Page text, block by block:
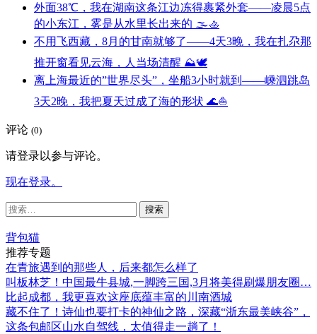
外面38℃，我在湖南这条江边冻得裹紧外套——凌晨5点
的小东江，雾是从水里长出来的 🌫️🚣
不用飞西藏，8月的甘南就够了——4天3晚，我在扎尕那
推开窗看见云海，人当场清醒 ⛰️🕊️
离上海最近的”世界尽头”，坐船3小时就到——嵊泗跳岛
3天2晚，我把夏天过成了海的形状 🌊⛵
评论 (0)
请登录以参与评论。
现在登录。
搜
背包猫
推荐专题
在青旅遇到的那些人，后来都怎么样了
叫板林芝！中国最牛县城,一脚跨三国,3月将美得刷爆朋友圈…
比起成都，我更喜欢这座底蕴丰富的川南酒城
藏不住了！诗仙也要打卡的神仙之路，深藏“浙东最美峡谷”，
这条包邮区山水自驾线，太值得走一趟了！